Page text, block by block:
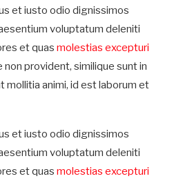
et iusto odio dignissimos
voluptatum deleniti
et quas molestias excepturi
provident, similique sunt in
mollitia animi, id est laborum et
et iusto odio dignissimos
voluptatum deleniti
et quas molestias excepturi